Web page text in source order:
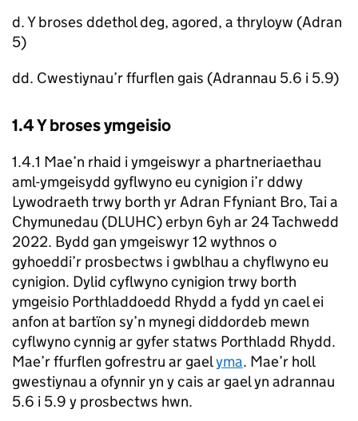
d. Y broses ddethol deg, agored, a thryloyw (Adran
5)
dd. Cwestiynau’r ffurflen gais (Adrannau 5.6 i 5.9)
1.4 Y broses ymgeisio
1.4.1 Mae’n rhaid i ymgeiswyr a phartneriaethau
aml-ymgeisydd gyflwyno eu cynigion i’r ddwy
Lywodraeth trwy borth yr Adran Ffyniant Bro, Tai a
Chymunedau (DLUHC) erbyn 6yh ar 24 Tachwedd
2022. Bydd gan ymgeiswyr 12 wythnos o
gyhoeddi’r prosbectws i gwblhau a chyflwyno eu
cynigion. Dylid cyflwyno cynigion trwy borth
ymgeisio Porthladdoedd Rhydd a fydd yn cael ei
anfon at bartïon sy’n mynegi diddordeb mewn
cyflwyno cynnig ar gyfer statws Porthladd Rhydd.
Mae’r ffurflen gofrestru ar gaelyma. Mae’r holl
gwestiynau a ofynnir yn y cais ar gael yn adrannau
5.6 i 5.9 y prosbectws hwn.